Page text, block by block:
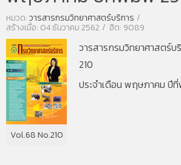
หมวด:วารสารกรมวิทยาศาสตร์บริการ
สร้างเมื่อ: 04 ธันวาคม 2562 ฮิต: 9089
Vol.68 No.210
วารสารกรมวิทยาศาสตร์
210
ประจำเดือน พฤษภาคม ปี